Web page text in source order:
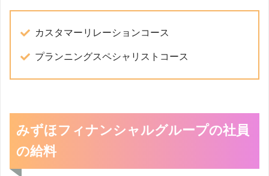
カスタマーリレーションコース
プランニングスペシャリストコース
みずほフィナンシャルグループの社員
の給料